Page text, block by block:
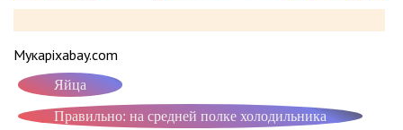
Мукаpixabay.com
Яйца
Правильно: на средней полке холодильника